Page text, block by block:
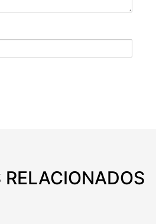
RELACIONADOS